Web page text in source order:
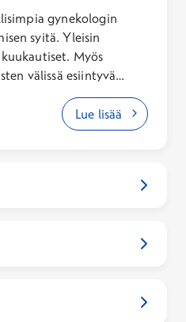
gynekologin
syitä. Yleisin
Myös
välissä esiintyvä
kuukautiset
ovat esimerkkejä
kannattaa tutkia.
Lue lisää